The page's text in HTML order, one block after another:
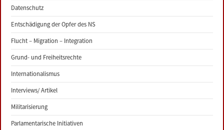
Datenschutz
Entschädigung der Opfer des NS
Flucht – Migration – Integration
Grund- und Freiheitsrechte
Internationalismus
Interviews/ Artikel
Militarisierung
Parlamentarische Initiativen